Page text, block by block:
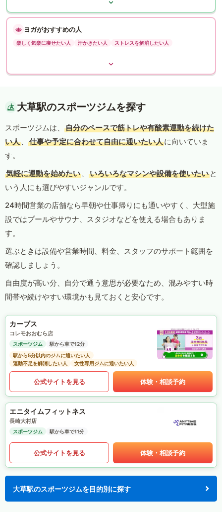
ヨガがおすすめの人
楽しく気楽に痩せたい人 汗かきたい人 ストレスを解消したい人
大草駅のスポーツジムを探す
スポーツジムは、
自分のペースで筋トレや有酸素運動を続けた
い人 、 仕事や予定に合わせて自由に通いたい人に向いていま
す。
気軽に運動を始めたい 、 いろいろなマシンや設備を使いたい と
いう人にも選びやすいジャンルです。
24時間営業の店舗なら早朝や仕事帰りにも通いやすく、大型施
設ではプールやサウナ、スタジオなどを使える場合もありま
す。
選ぶときは設備や営業時間、料金、スタッフのサポート範囲を
確認しましょう。
自由度が高い分、自分で通う意思が必要なため、混みやすい時
間帯や続けやすい環境かも見ておくと安心です。
カーブス
コレモおおむら店
スポーツジム
駅から車で12分
駅から5分以内のジムに通いたい人
運動不足を解消したい人
女性専用ジムに通いたい人
公式サイトを見る 体験・相談予約
エニタイムフィットネス
長崎大村店
スポーツジム 駅から車で11分
公式サイトを見る 体験・相談予約
大草駅のスポーツジムを目的別に探す